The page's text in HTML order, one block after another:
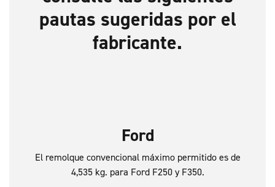
pautas sugeridas por el
fabricante.
Ford
El remolque convencional máximo permitido es de
4,535 kg. para Ford F250 y F350.